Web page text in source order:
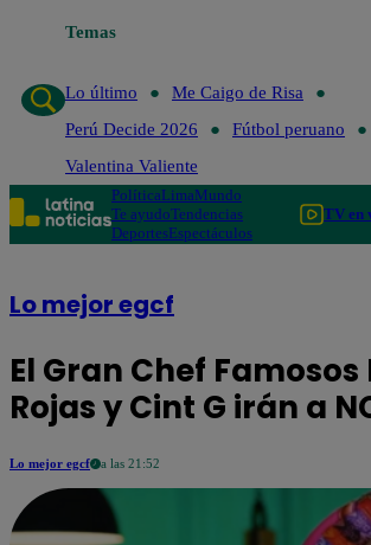
Temas
Lo último
Me Caigo de Risa
Perú Decide 2026
Fútbol peruano
Valentina Valiente
PolíticaLimaMundo
Te ayudoTendencias
DeportesEspectáculos
TV en
Lo mejor egcf
El Gran Chef Famosos
Rojas y Cint G irán a
Lo mejor egcf a las 21:52